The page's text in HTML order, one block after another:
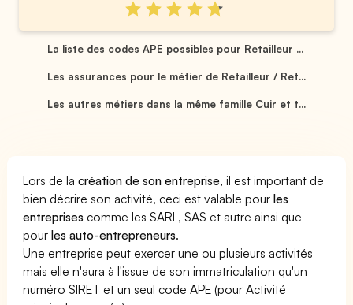
La liste des codes APE possibles pour Retailleur ...
Les assurances pour le métier de Retailleur / Ret...
Les autres métiers dans la même famille Cuir et t...
Lors de lacréation de son entreprise, il est important de
bien décrire son activité, ceci est valable pourles
entreprises comme les SARL, SAS et autre ainsi que
pourles auto-entrepreneurs.
Une entreprise peut exercer une ou plusieurs activités
mais elle n'aura à l'issue de son immatriculation qu'un
numéro SIRET et un seul code APE (pour Activité